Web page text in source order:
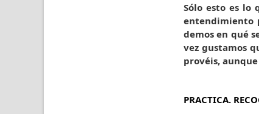
Sólo esto es lo
entendimiento
demos en qué
vez gustamos
provéis,
PRACTICA.